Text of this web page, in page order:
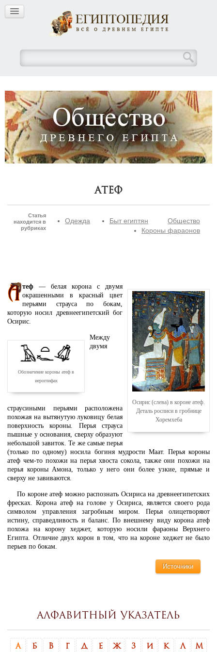
Атеф
Статья
находится в
рубриках
Общество
Быт египтян
Одежда
Короны фараонов
Осирис (слева) в короне атеф.
Деталь росписи в гробнице
Хоремхеба
теф — белая корона с двумя
окрашенными в красный цвет
перьями страуса по бокам,
которую носил древнеегипетский бог
Осирис.
Обозначение короны атеф в
иероглифах
Между
двумя
страусиными перьями расположена
похожая на вытянутую луковицу белая
поверхность короны. Перья страуса
пышные у основания, сверху образуют
небольшой завиток. Те же самые перья
(только по одному) носила богиня мудрости Маат. Перья короны
атеф чем-то похожи на перья хвоста сокола, также они похожи на
перья короны Амона, только у него они более узкие, прямые и
сверху не завиваются.
По короне атеф можно распознать Осириса на древнеегипетских
фресках. Корона атеф на голове у Осириса, является своего рода
символом управления загробным миром. Перья олицетворяют
истину, справедливость и баланс. По внешнему виду корона атеф
похожа на корону хеджет, которую носили фараоны Верхнего
Египта. Отличие двух корон в том, что на короне хеджет не было
перьев по бокам.
Источники
Алфавитный указатель
А Б В Г Д Е Ж З И К Л М